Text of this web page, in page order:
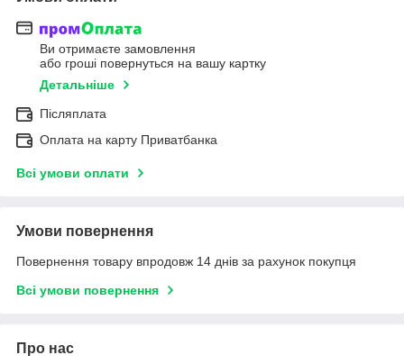
Ви отримаєте замовлення
або гроші повернуться на вашу картку
Детальніше
Післяплата
Оплата на карту Приватбанка
Всі умови оплати
Умови повернення
Повернення товару впродовж 14 днів за рахунок покупця
Всі умови повернення
Про нас